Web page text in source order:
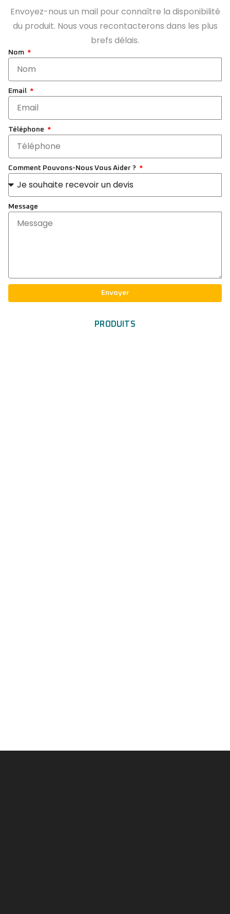
Envoyez-nous un mail pour connaître la disponibilité
du produit. Nous vous recontacterons dans les plus
brefs délais.
Nom
Email
Téléphone
Comment Pouvons-Nous Vous Aider ?
Message
Envoyer
PRODUITS